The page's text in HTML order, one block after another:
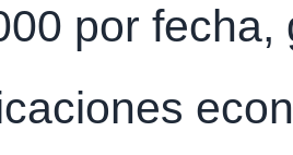
por fecha,